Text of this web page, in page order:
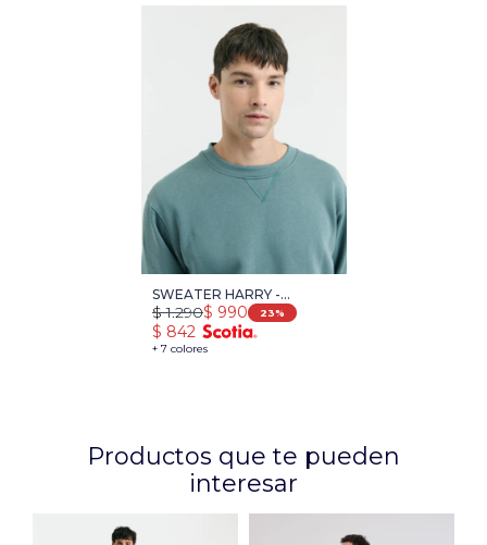
SWEATER HARRY -
PETROLEO
+ 7 colores
$ 990
$ 1.290 23
$ 842
Productos que te pueden
interesar